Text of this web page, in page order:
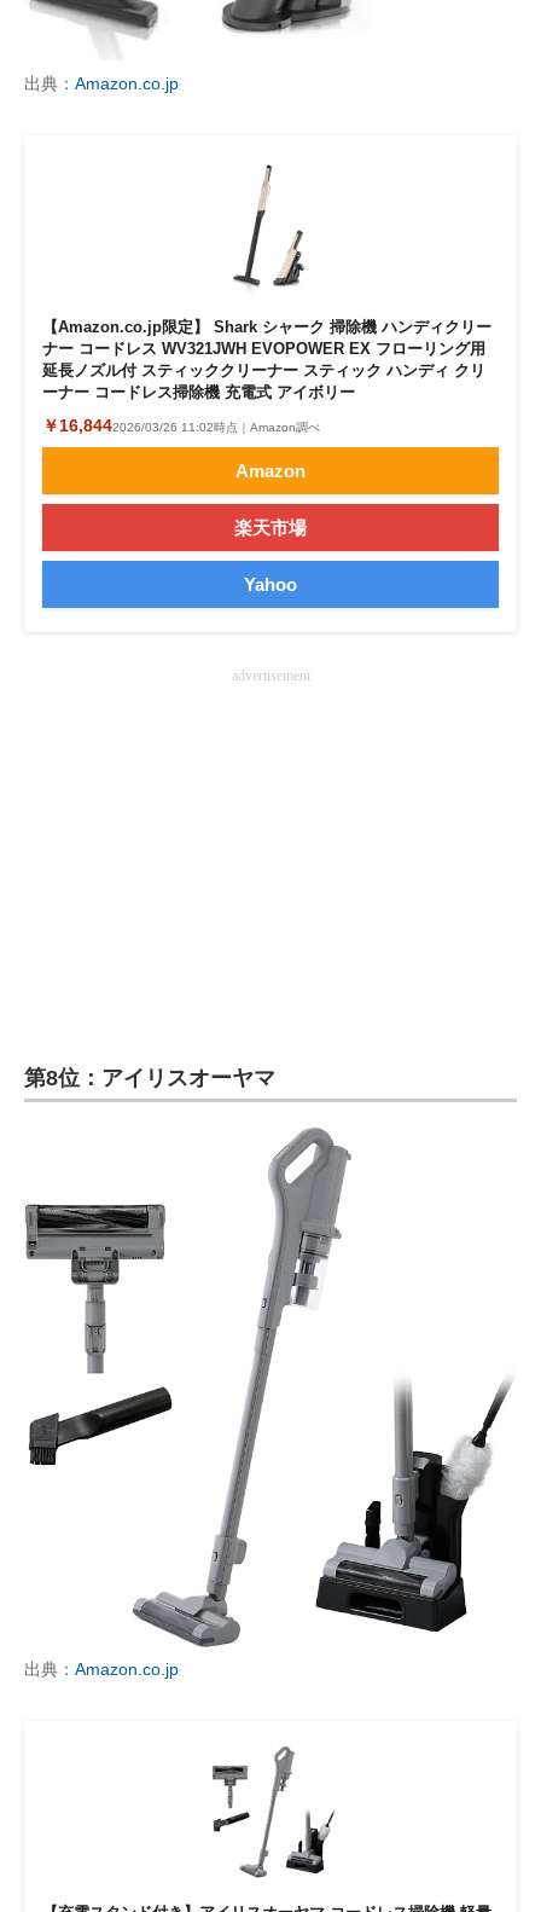
出典： Amazon.co.jp
【Amazon.co.jp限定】 Shark シャーク 掃除機 ハンディクリー
ナー コードレス WV321JWH EVOPOWER EX フローリング用
延長ノズル付 スティッククリーナー スティック ハンディ クリ
ーナー コードレス掃除機 充電式 アイボリー
￥16,8442026/03/26 11:02時点｜Amazon調べ
Amazon
楽天市場
Yahoo
advertisement
第8位：アイリスオーヤマ
出典： Amazon.co.jp